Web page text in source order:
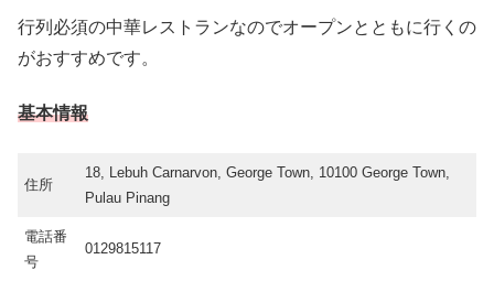
行列必須の中華レストランなのでオープンとともに行くの
がおすすめです。
基本情報
住所
18, Lebuh Carnarvon, George Town, 10100 George Town,
Pulau Pinang
電話番
号
0129815117